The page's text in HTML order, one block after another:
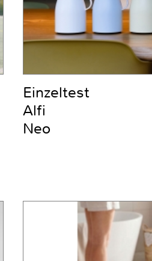
Einzeltest
Alfi
Neo